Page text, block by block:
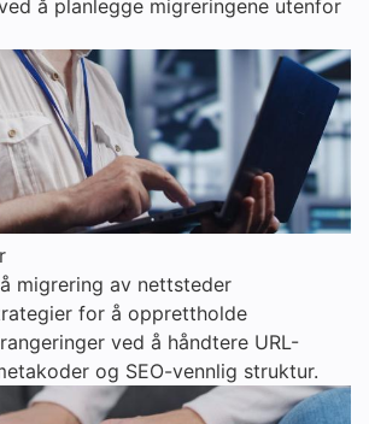
å planlegge migreringene utenfor
migrering av nettsteder
for å opprettholde
ved å håndtere URL-
og SEO-vennlig struktur.